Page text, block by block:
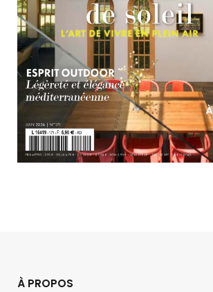
À PROPOS